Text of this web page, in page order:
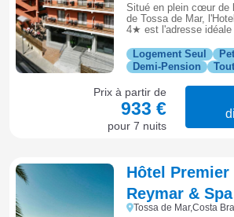
Situé en plein cœur de
de Tossa de Mar,
4★ est l'adresse idéale
propose une piscine
buffet et une formule
séjour sans soucis. À
pas de la Platja Gran
médiévaux, c'est un
pour découvrir les
Brava.
Logement Seul
Demi-Pension
Prix à partir de
933 €
pour 7 nuits
Hôtel Premier
Reymar & Spa
Tossa de Mar,Costa